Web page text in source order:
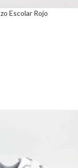
Escolar Rojo